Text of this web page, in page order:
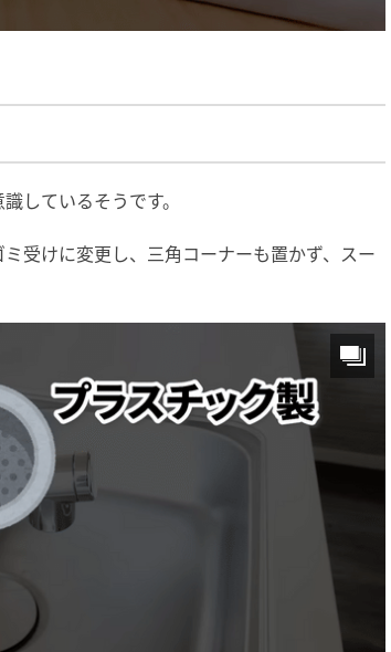
しているそうです。
受けに変更し、三角コーナーも置かず、スー